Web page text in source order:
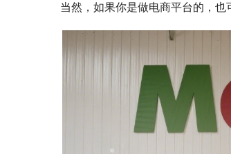
当然，如果你是做电商平台的，